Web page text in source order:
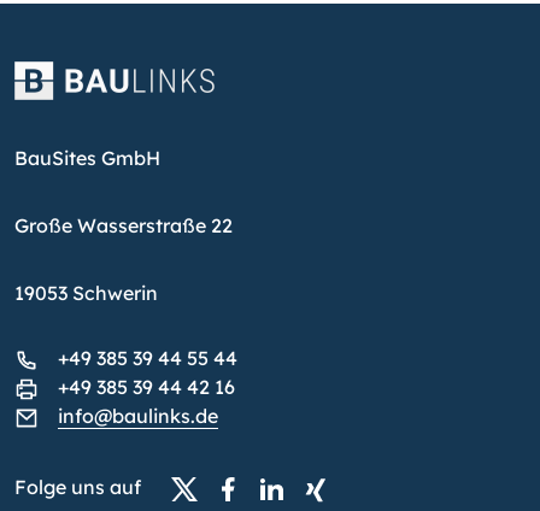
BauSites GmbH
Große Wasserstraße 22
19053 Schwerin
+49 385 39 44 55 44
+49 385 39 44 42 16
info@baulinks.de
Folge uns auf